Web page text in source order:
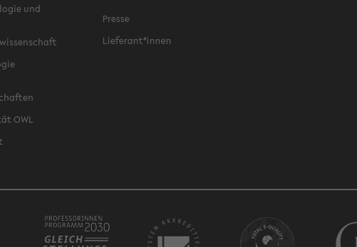
und
OWL
Presse
Lieferant*innen